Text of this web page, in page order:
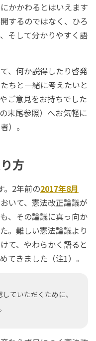
かかわるとはいえます
するのではなく、ひろ
そして分かりやすく語
、何か説得したり啓発
ちと一緒に考えたいと
ご意見をお持ちでした
の末尾参照）へお気軽に
）。
方
。2年前の2017年8月
いて、憲法改正論議が
、その論議に真っ向か
。難しい憲法論議より
て、やわらかく語ると
てきました（注1）。
ていただくために、